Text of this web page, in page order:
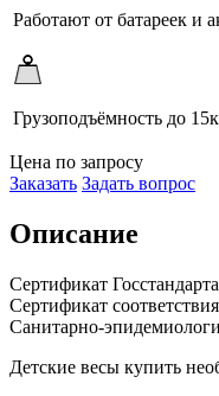
Работают от батареек и
Грузоподъёмность до
Цена по запросу
Заказать Задать вопрос
Описание
Сертификат
Сертификат
Санитарно-
Детские весы купить